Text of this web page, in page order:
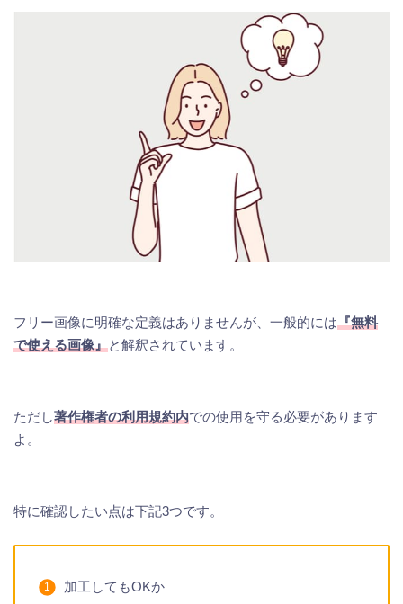
フリー画像に明確な定義はありませんが、一般的には『無料
で使える画像』と解釈されています。
ただし著作権者の利用規約内での使用を守る必要があります
よ。
特に確認したい点は下記3つです。
加工してもOKか